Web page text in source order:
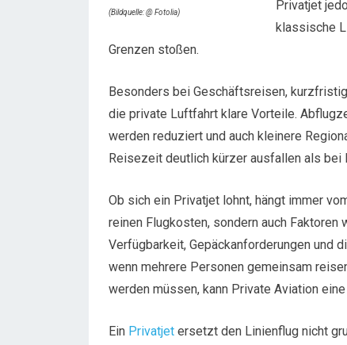
(Bildquelle: @ Fotolia)
Privatjet
klassische
Grenzen stoßen.
Besonders bei Geschäftsreisen,
die private Luftfahrt klare Vorteile.
werden reduziert und auch kleinere
Reisezeit deutlich kürzer ausfallen als bei
Ob sich ein Privatjet lohnt, hängt immer
reinen Flugkosten, sondern auch
Verfügbarkeit, Gepäckanforderungen und
wenn mehrere Personen gemeinsam
werden müssen, kann Private Aviation
Ein Privatjet ersetzt den Linienflug nicht